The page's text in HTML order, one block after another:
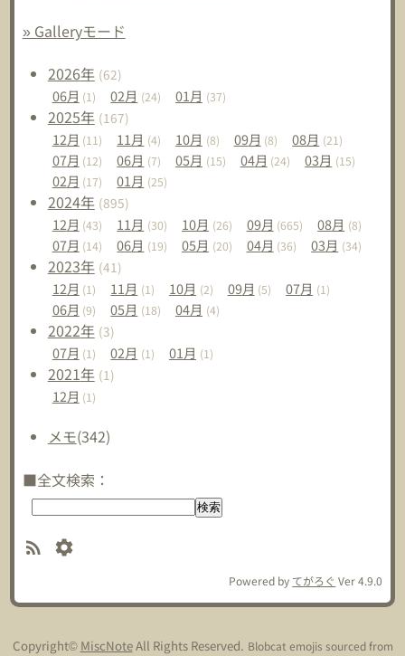
» Galleryモード
2026年 (62)
06月 (1) 02月 (24) 01月 (37)
2025年 (167)
12月 (11) 11月 (4) 10月 (8) 09月 (8) 08月 (21)
07月 (12) 06月 (7) 05月 (15) 04月 (24) 03月 (15)
02月 (17) 01月 (25)
2024年 (895)
12月 (43) 11月 (30) 10月 (26) 09月 (665) 08月 (8)
07月 (14) 06月 (19) 05月 (20) 04月 (36) 03月 (34)
2023年 (41)
12月 (1) 11月 (1) 10月 (2) 09月 (5) 07月 (1)
06月 (9) 05月 (18) 04月 (4)
2022年 (3)
07月 (1) 02月 (1) 01月 (1)
2021年 (1)
12月 (1)
メモ(342)
■全文検索：
Powered by てがろぐ Ver 4.9.0
Copyright© MiscNoteAll Rights Reserved. Blobcat emojis sourced from